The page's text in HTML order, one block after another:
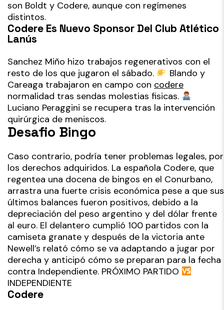
son Boldt y Codere, aunque con regímenes
distintos.
Codere Es Nuevo Sponsor Del Club Atlético
Lanús
Sanchez Miño hizo trabajos regenerativos con el
resto de los que jugaron el sábado.
Blando y
Careaga trabajaron en campo con codere
normalidad tras sendas molestias fisicas.
Luciano Peraggini se recupera tras la intervención
quirúrgica de meniscos.
Desafio Bingo
Caso contrario, podría tener problemas legales, por
los derechos adquiridos. La española Codere, que
regentea una docena de bingos en el Conurbano,
arrastra una fuerte crisis económica pese a que sus
últimos balances fueron positivos, debido a la
depreciación del peso argentino y del dólar frente
al euro. El delantero cumplió 100 partidos con la
camiseta granate y después de la victoria ante
Newell’s relató cómo se va adaptando a jugar por
derecha y anticipó cómo se preparan para la fecha
contra Independiente. PRÓXIMO PARTIDO
INDEPENDIENTE
Codere